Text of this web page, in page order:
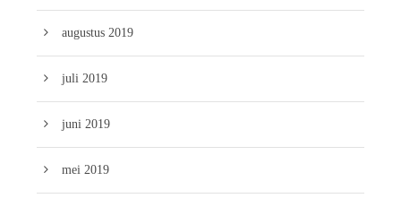
augustus 2019
juli 2019
juni 2019
mei 2019